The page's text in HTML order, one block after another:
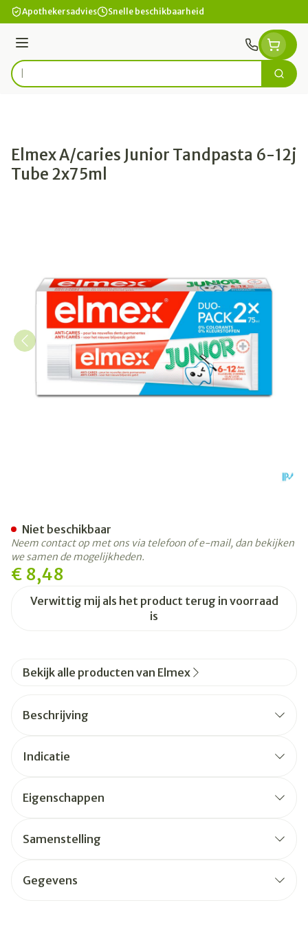
Ga naar de inhoud
Apothekersadvies Snelle beschikbaarheid
Menu
Product, merk, categorie... Zoek
Elmex A/caries Junior Tandpasta 6-12j
Tube 2x75ml
€ 8,48
Verwittig mij als het product terug in voorraad
is
Niet beschikbaar
Neem contact op met ons via telefoon of e-mail, dan bekijken
we samen de mogelijkheden.
Bekijk alle producten van Elmex
Beschrijving
Indicatie
Eigenschappen
Samenstelling
Gegevens